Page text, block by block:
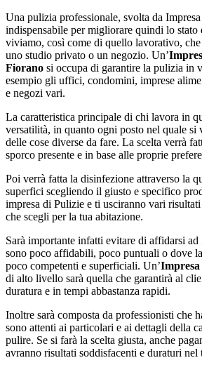
Una pulizia professionale, svolta da
indispensabile per migliorare quindi lo stato
viviamo, così come di quello lavorativo,
uno studio privato o un negozio. Un’
Fiorano si occupa di garantire la pulizia in
esempio gli uffici, condomini, imprese
e negozi vari.
La caratteristica principale di chi lavora in
versatilità, in quanto ogni posto nel quale si
delle cose diverse da fare. La scelta verrà
sporco presente e in base alle proprie
Poi verrà fatta la disinfezione attraverso la
superfici scegliendo il giusto e specifico
impresa di Pulizie e ti usciranno vari risultati
che scegli per la tua abitazione.
Sarà importante infatti evitare di affidarsi
sono poco affidabili, poco puntuali o dove
poco competenti e superficiali. Un’
di alto livello sarà quella che garantirà al
duratura e in tempi abbastanza rapidi.
Inoltre sarà composta da professionisti che
sono attenti ai particolari e ai dettagli della
pulire. Se si farà la scelta giusta, anche
avranno risultati soddisfacenti e duraturi nel